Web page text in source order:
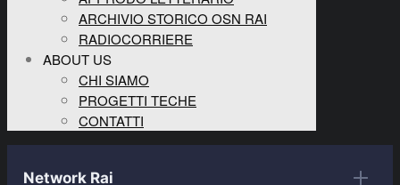
ARCHIVIO STORICO OSN RAI
RADIOCORRIERE
ABOUT US
CHI SIAMO
PROGETTI TECHE
CONTATTI